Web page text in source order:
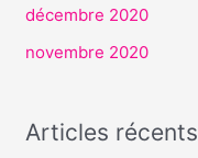
décembre 2020
novembre 2020
Articles récents